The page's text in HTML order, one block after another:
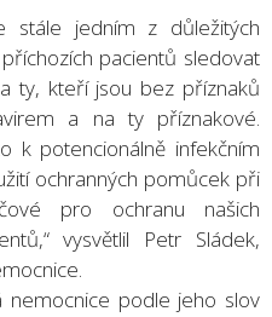
stále jedním z důležitých
pacientů sledovat
ty, kteří jsou bez příznaků
a na ty příznakové.
k potencionálně infekčním
ochranných pomůcek při
pro ochranu našich
vysvětlil Petr Sládek,
podle jeho slov